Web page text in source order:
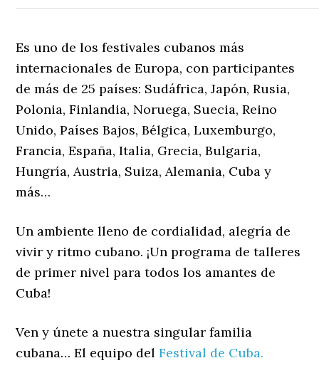
Es uno de los festivales cubanos más
internacionales de Europa, con participantes
de más de 25 países: Sudáfrica, Japón, Rusia,
Polonia, Finlandia, Noruega, Suecia, Reino
Unido, Países Bajos, Bélgica, Luxemburgo,
Francia, España, Italia, Grecia, Bulgaria,
Hungría, Austria, Suiza, Alemania, Cuba y
más…
Un ambiente lleno de cordialidad, alegría de
vivir y ritmo cubano. ¡Un programa de talleres
de primer nivel para todos los amantes de
Cuba!
Ven y únete a nuestra singular familia
cubana… El equipo del Festival de Cuba.